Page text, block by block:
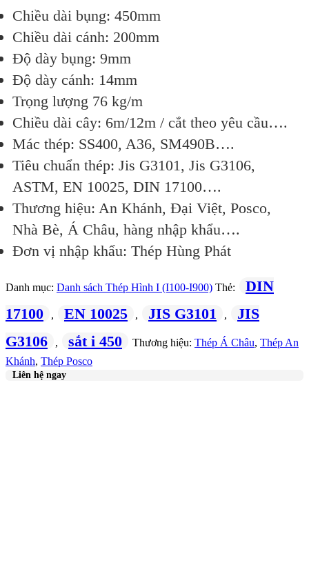
Chiều dài bụng: 450mm
Chiều dài cánh: 200mm
Độ dày bụng: 9mm
Độ dày cánh: 14mm
Trọng lượng 76 kg/m
Chiều dài cây: 6m/12m / cắt theo yêu cầu….
Mác thép: SS400, A36, SM490B….
Tiêu chuẩn thép: Jis G3101, Jis G3106,
ASTM, EN 10025, DIN 17100….
Thương hiệu: An Khánh, Đại Việt, Posco,
Nhà Bè, Á Châu, hàng nhập khẩu….
Đơn vị nhập khẩu: Thép Hùng Phát
Danh mục: Danh sách Thép Hình I (I100-I900) Thẻ:
DIN
17100
, EN 10025 , JIS G3101 ,
JIS
G3106
, sắt i 450 Thương hiệu: Thép Á Châu, Thép An
Khánh, Thép Posco
Liên hệ ngay